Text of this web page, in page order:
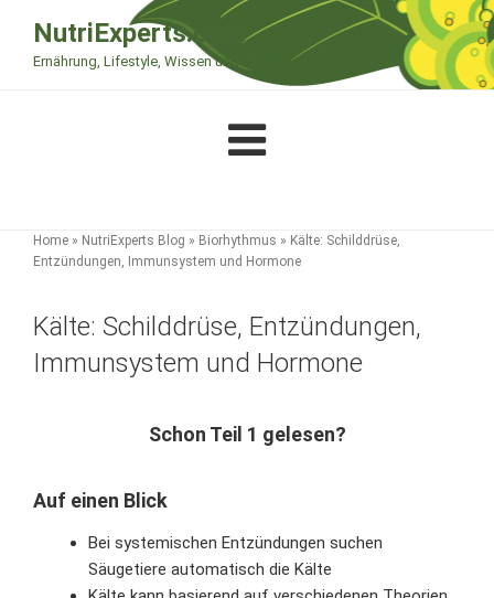
Inhalt
springen
NutriExperts.com
Ernährung, Lifestyle, Wissen und Therapie
Home » NutriExperts Blog » Biorhythmus » Kälte: Schilddrüse,
Entzündungen, Immunsystem und Hormone
Kälte: Schilddrüse, Entzündungen,
Immunsystem und Hormone
Schon Teil 1 gelesen?
Auf einen Blick
Bei systemischen Entzündungen suchen
Säugetiere automatisch die Kälte